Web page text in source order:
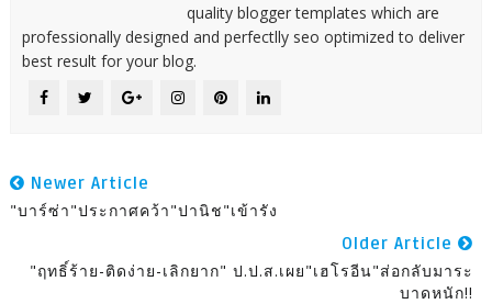
quality blogger templates which are
professionally designed and perfectlly seo optimized to deliver
best result for your blog.
Newer Article
"บาร์ซ่า"ประกาศคว้า"ปานิช"เข้ารัง
Older Article
"ฤทธิ์ร้าย-ติดง่าย-เลิกยาก" ป.ป.ส.เผย"เฮโรอีน"ส่อกลับมาระ
บาดหนัก!!